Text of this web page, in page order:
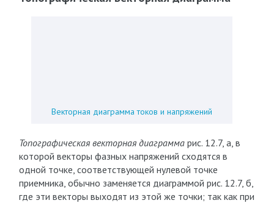
Векторная диаграмма токов и напряжений
Топографическая векторная диаграммарис. 12.7, а, в
которой векторы фазных напряжений сходятся в
одной точке, соответствующей нулевой точке
приемника, обычно заменяется диаграммой рис. 12.7, б,
где эти векторы выходят из этой же точки; так как при